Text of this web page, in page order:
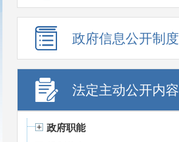
政府信息公开制度
法定主动公开内容
政府职能